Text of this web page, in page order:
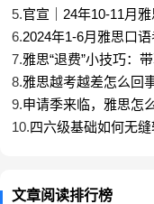
在提升口语流利度
仿演讲者的说话内
后按暂停，接着直
在准备口语测试的
容，并使用计时器
5.官宣｜24年10-11月
6.2024年1-6月雅思口
7.雅思“退费”小技巧：
怨种行为！
8.雅思越考越差怎么回
9.申请季来临，雅思怎
10.四六级基础如何无
文章阅读排行榜